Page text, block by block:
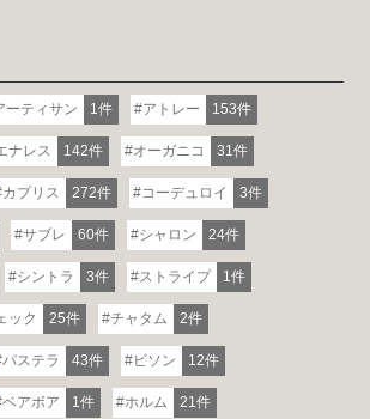
ーティサン 1件 アトレー 153件
ナレス 142件 オーガニコ 31件
カプリス 272件 コーデュロイ 3件
サブレ 60件 シャロン 24件
シントラ 3件 ストライプ 1件
ック 25件 チャタム 2件
パステラ 43件 ビソン 12件
ベアボア 1件 ホルム 21件